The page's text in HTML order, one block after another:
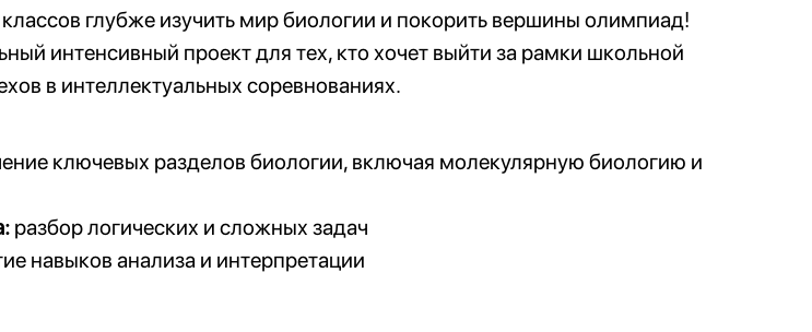
глубже изучить мир биологии и покорить вершины олимпиад!
интенсивный проект для тех, кто хочет выйти за рамки школьной
в интеллектуальных соревнованиях.
ключевых разделов биологии, включая молекулярную биологию и
разбор логических и сложных задач
навыков анализа и интерпретации